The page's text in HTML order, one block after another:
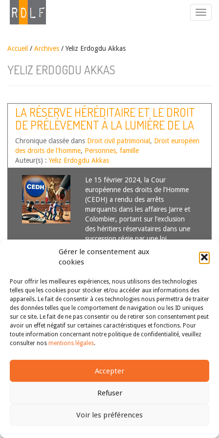
Gérer le consentement aux
cookies
Pour offrir les meilleures expériences, nous utilisons des technologies
telles que les cookies pour stocker et/ou accéder aux informations des
appareils. Le fait de consentir à ces technologies nous permettra de traiter
des données telles que le comportement de navigation ou les ID uniques
sur ce site. Le fait de ne pas consentir ou de retirer son consentement peut
avoir un effet négatif sur certaines caractéristiques et fonctions. Pour
toute information concernant notre politique de confidentialité, veuillez
consulter nos mentions légales.
Accepter
Refuser
Voir les préférences
Accueil / Archives / Yeliz Erdogdu Akkas
YELIZ ERDOGDU AKKAS
LA RÉSERVE HÉRÉDITAIRE ET LE DROIT
DE PRÉLÈVEMENT À LA LUMIÈRE DE LA
CONV. EDH
Chronique classée dans Droit civil patrimonial , Droit européen
des droits de l'homme, Personnes, famille
Auteur(s) : Yeliz Erdogdu Akkas
Le 15 février 2024, la Cour
européenne des droits de l’Homme
(CEDH) a rendu des arrêts
marquants dans les affaires Jarre et
Colombier, portant sur l’exclusion
des héritiers réservataires dans une
succession régie par une loi
étrangère et les conséquences…
Copyright © 2011-2026Revue des droits et libertés fondamentaux
| Tous droits réservés |mentions légales